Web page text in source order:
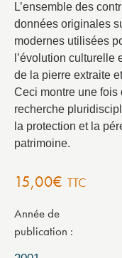
L’ensemble des
données originales
modernes utilisées
l’évolution culturelle
de la pierre extraite
Ceci montre une fois
recherche
la protection et la
patrimoine.
15,00€ TTC
Année de
publication